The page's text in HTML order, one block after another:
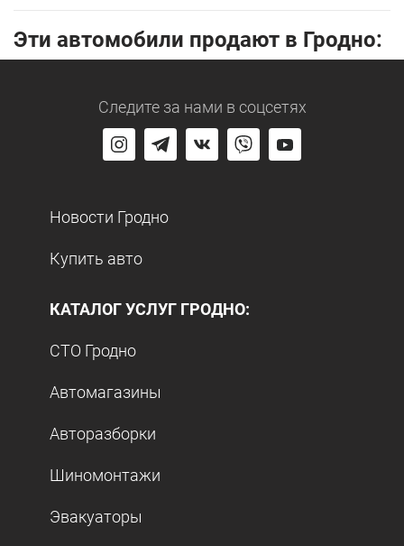
Эти автомобили продают в Гродно:
Следите за нами в соцсетях
Новости Гродно
Купить авто
КАТАЛОГ УСЛУГ ГРОДНО:
СТО Гродно
Автомагазины
Авторазборки
Шиномонтажи
Эвакуаторы